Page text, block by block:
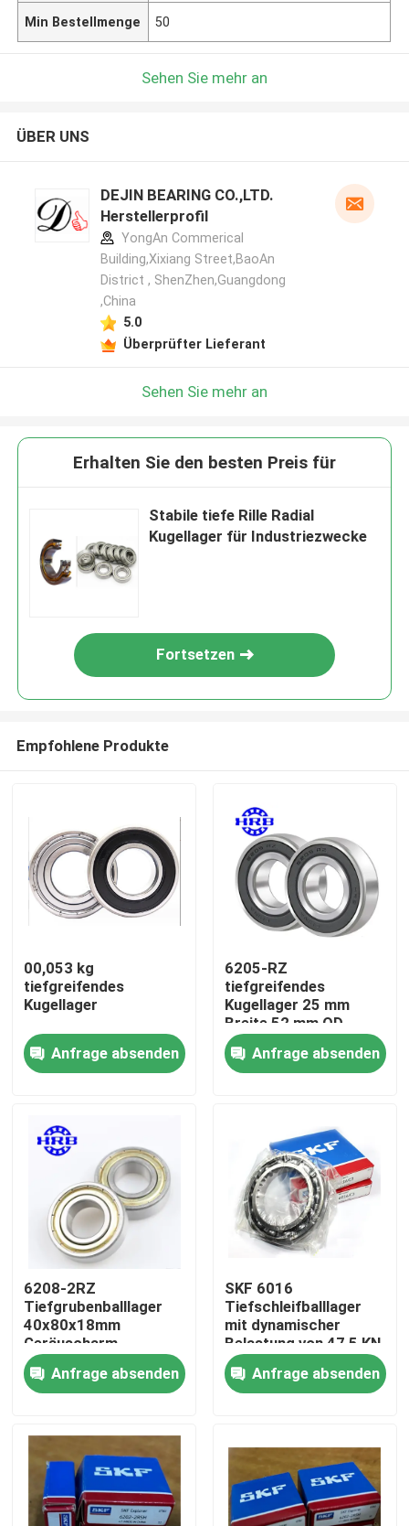
Zu Hause
Produkte
Werksbesichtigung
Qualitätskontrolle
Neuigkeiten
Rechtssachen
Zylinderrollenlager
Selbstübereinstimmende Rollenlager
Min Bestellmenge 50
Sehen Sie mehr an
ÜBER UNS
DEJIN BEARING CO.,LTD.
Herstellerprofil
YongAn Commerical
Building,Xixiang Street,BaoAn
District , ShenZhen,Guangdong
,China
5.0
Überprüfter Lieferant
Sehen Sie mehr an
Erhalten Sie den besten Preis für
Stabile tiefe Rille Radial
Kugellager für Industriezwecke
Fortsetzen
Empfohlene Produkte
00,053 kg
tiefgreifendes
Kugellager
Anfrage absenden
6205-RZ
tiefgreifendes
Kugellager 25 mm
Breite 52 mm OD
Anfrage absenden
6208-2RZ
Tiefgrubenballlager
40x80x18mm
Geräuscharm
Langlebigkeit
Anfrage absenden
SKF 6016
Tiefschleifballlager
mit dynamischer
Belastung von 47,5 KN
offener Typ
Anfrage absenden